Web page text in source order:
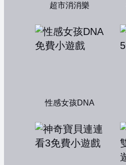
超市消消樂
性感女孩DNA